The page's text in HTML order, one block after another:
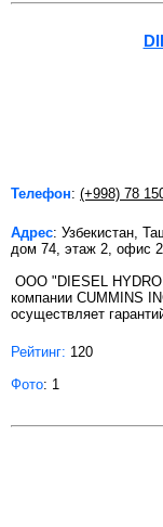
Телефон: (+998) 78
Адрес: Узбекистан,
дом 74, этаж 2, офис
ООО "DIESEL
компании CUMMINS
осуществляет
Рейтинг: 120
Фото: 1